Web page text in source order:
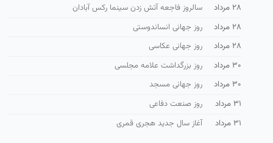
۲۸ مرداد
سالروز فاجعه آتش زدن سینما رکس آبادان
۲۸ مرداد
روز جهانی انساندوستی
۲۸ مرداد
روز جهانی عکاسی
۳۰ مرداد
روز بزرگداشت علامه مجلسی
۳۰ مرداد
روز جهانی مسجد
۳۱ مرداد
روز صنعت دفاعی
۳۱ مرداد
آغاز سال جدید هجری قمری